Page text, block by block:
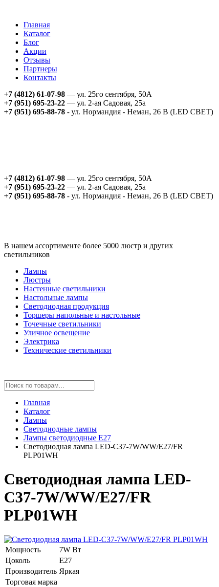
Главная
Каталог
Блог
Акции
Отзывы
Партнеры
Контакты
+7 (4812) 61-07-98 — ул. 25го сентября, 50А
+7 (951) 695-23-22 — ул. 2-ая Садовая, 25а
+7 (951) 695-88-78 - ул. Нормандия - Неман, 26 В (LED СВЕТ)
+7 (4812) 61-07-98 — ул. 25го сентября, 50А
+7 (951) 695-23-22 — ул. 2-ая Садовая, 25а
+7 (951) 695-88-78 - ул. Нормандия - Неман, 26 В (LED СВЕТ)
В нашем ассортименте более 5000 люстр и других
светильников
Лампы
Люстры
Настенные светильники
Настольные лампы
Светодиодная продукция
Торшеры напольные и настольные
Точечные светильники
Уличное освещение
Электрика
Технические светильники
Главная
Каталог
Лампы
Светодиодные лампы
Лампы светодиодные E27
Светодиодная лампа LED-C37-7W/WW/E27/FR
PLP01WH
Светодиодная лампа LED-
C37-7W/WW/E27/FR
PLP01WH
Мощность
7W Вт
Цоколь
E27
Производитель Яркая
Торговая марка